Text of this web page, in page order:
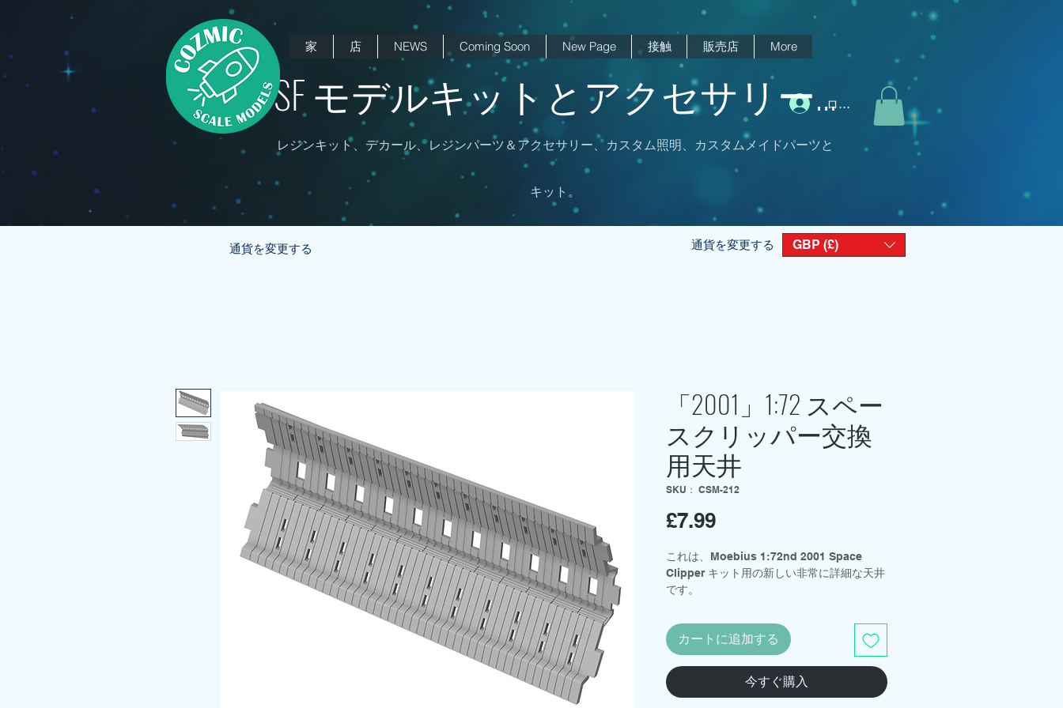
家 店 NEWS Coming Soon New Page 接触 販売店 More
ログイン
SF モデルキットとアクセサリー...
レジンキット、デカール、レジンパーツ＆アクセサリー、カスタム照明、カスタムメイドパーツと
キット。
通貨を変更する 通貨を変更する GBP (£)
「2001」1:72 スペー
スクリッパー交換
用天井
SKU： CSM-212
£7.99価
格
これは、Moebius 1:72nd 2001 Space
Clipper キット用の新しい非常に詳細な天井
です。
これは、独自の部品を印刷するための stl フ
ァイルのダウンロードのみです。
カートに追加する
今すぐ購入